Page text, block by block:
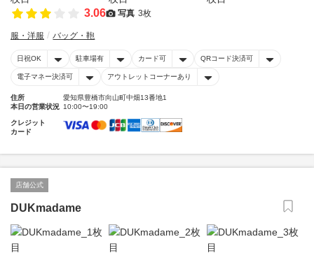
3.06 写真 3枚
服・洋服 バッグ・鞄
日祝OK 駐車場有 カード可 QRコード決済可
電子マネー決済可 アウトレットコーナーあり
住所
愛知県豊橋市向山町中畑13番地1
本日の営業状況 10:00〜19:00
クレジット
カード
店舗公式
DUKmadame